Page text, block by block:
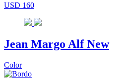
USD 160
Jean Margo Alf New
Color